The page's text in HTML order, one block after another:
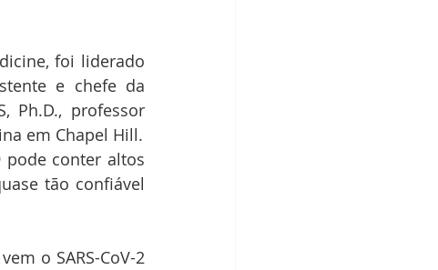
foi liderado
e chefe da
Ph.D., professor
pode conter altos
tão confiável
o SARS-CoV-2